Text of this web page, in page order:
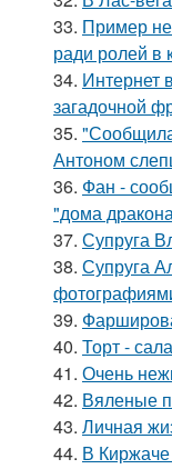
33. Пример
ради ролей в
34. Интернет
загадочной
35.
Антоном
36. Фан -
"дома
37. Супруга
38. Супруга
39.
40. Торт -
41. Очень
42. Вяленые
43. Личная
44. В